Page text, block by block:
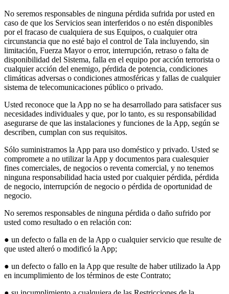
No seremos responsables de ninguna pérdida sufrida por usted en
caso de que los Servicios sean interferidos o no estén disponibles
por el fracaso de cualquiera de sus Equipos, o cualquier otra
circunstancia que no esté bajo el control de Tala incluyendo, sin
limitación, Fuerza Mayor o error, interrupción, retraso o falta de
disponibilidad del Sistema, falla en el equipo por acción terrorista o
cualquier acción del enemigo, pérdida de potencia, condiciones
climáticas adversas o condiciones atmosféricas y fallas de cualquier
sistema de telecomunicaciones público o privado.
Usted reconoce que la App no se ha desarrollado para satisfacer sus
necesidades individuales y que, por lo tanto, es su responsabilidad
asegurarse de que las instalaciones y funciones de la App, según se
describen, cumplan con sus requisitos.
Sólo suministramos la App para uso doméstico y privado. Usted se
compromete a no utilizar la App y documentos para cualesquier
fines comerciales, de negocios o reventa comercial, y no tenemos
ninguna responsabilidad hacia usted por cualquier pérdida, pérdida
de negocio, interrupción de negocio o pérdida de oportunidad de
negocio.
No seremos responsables de ninguna pérdida o daño sufrido por
usted como resultado o en relación con:
● un defecto o falla en de la App o cualquier servicio que resulte de
que usted alteró o modificó la App;
● un defecto o fallo en la App que resulte de haber utilizado la App
en incumplimiento de los términos de este Contrato;